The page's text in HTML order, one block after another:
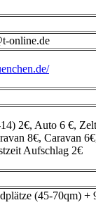
online.de
2€, Auto 6 €,
8€, Caravan
Aufschlag 2€
(45-70qm) +